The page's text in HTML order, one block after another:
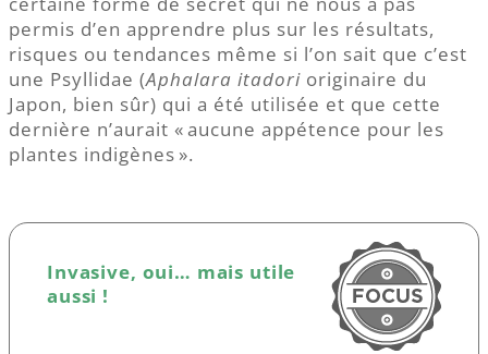
permis d’en apprendre plus sur les résultats,
risques ou tendances même si l’on sait que c’est
une Psyllidae (Aphalara itadori originaire du
Japon, bien sûr) qui a été utilisée et que cette
dernière n’aurait « aucune appétence pour les
plantes indigènes ».
Invasive, oui… mais utile
aussi !